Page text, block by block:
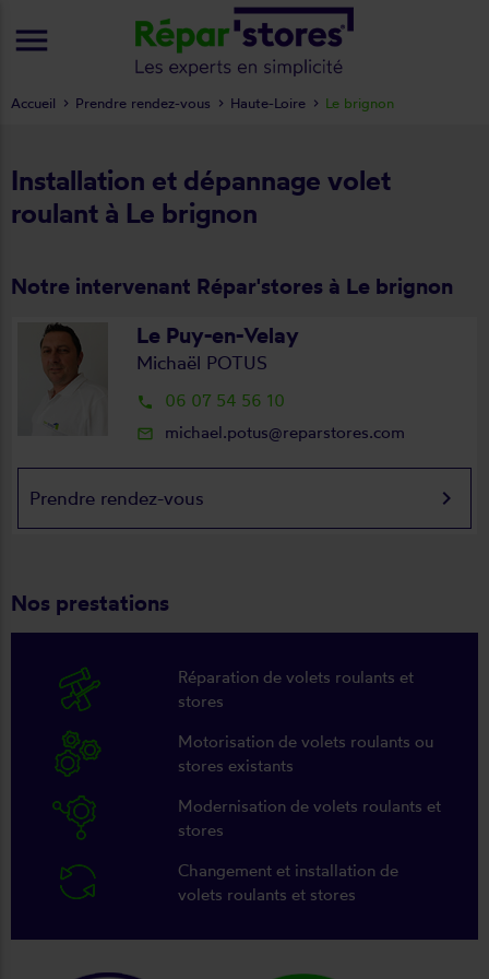
Installation et dépannage volet
roulant à Le brignon
Notre intervenant Répar'stores à Le brignon
Le Puy-en-Velay
Michaël POTUS
local_phone 06 07 54 56 10
mail_outline michael.potus@reparstores.com
Prendre rendez-vous keyboard_arrow_right
Nos prestations
Réparation de volets roulants et
stores
Motorisation de volets roulants ou
stores existants
Modernisation de volets roulants et
stores
Changement et installation de
volets roulants et stores
Accueil Prendre rendez-vous Haute-Loire Le brignon
menu